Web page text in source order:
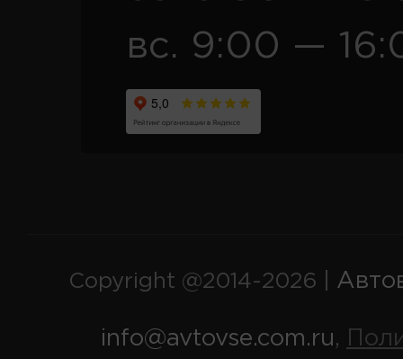
вс. 9:00 —
Copyright @2014-2026 |
info@avtovse.com.ru,